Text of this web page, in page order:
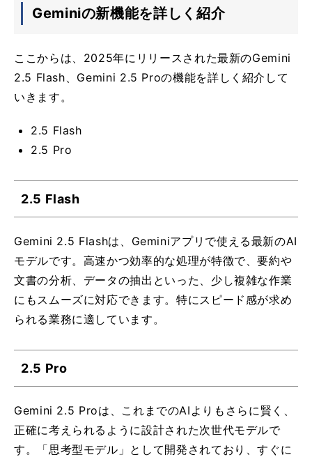
Geminiの新機能を詳しく紹介
ここからは、2025年にリリースされた最新のGemini
2.5 Flash、Gemini 2.5 Proの機能を詳しく紹介して
いきます。
2.5 Flash
2.5 Pro
2.5 Flash
Gemini 2.5 Flashは、Geminiアプリで使える最新のAI
モデルです。高速かつ効率的な処理が特徴で、要約や
文書の分析、データの抽出といった、少し複雑な作業
にもスムーズに対応できます。特にスピード感が求め
られる業務に適しています。
2.5 Pro
Gemini 2.5 Proは、これまでのAIよりもさらに賢く、
正確に考えられるように設計された次世代モデルで
す。「思考型モデル」として開発されており、すぐに